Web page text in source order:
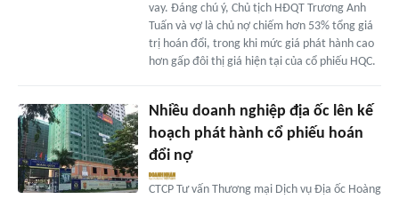
vay. Đáng chú ý, Chủ tịch HĐQT Trương Anh
Tuấn và vợ là chủ nợ chiếm hơn 53% tổng giá
trị hoán đổi, trong khi mức giá phát hành cao
hơn gấp đôi thị giá hiện tại của cổ phiếu HQC.
Nhiều doanh nghiệp địa ốc lên kế
hoạch phát hành cổ phiếu hoán
đổi nợ
CTCP Tư vấn Thương mại Dịch vụ Địa ốc Hoàng